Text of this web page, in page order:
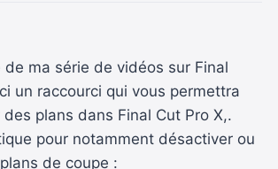
de ma série de vidéos sur Final
un raccourci qui vous permettra
plans dans Final Cut Pro X,.
pour notamment désactiver ou
de coupe :